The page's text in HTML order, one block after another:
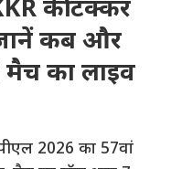
की टक्कर
कब और
का लाइव
2026 का 57वां